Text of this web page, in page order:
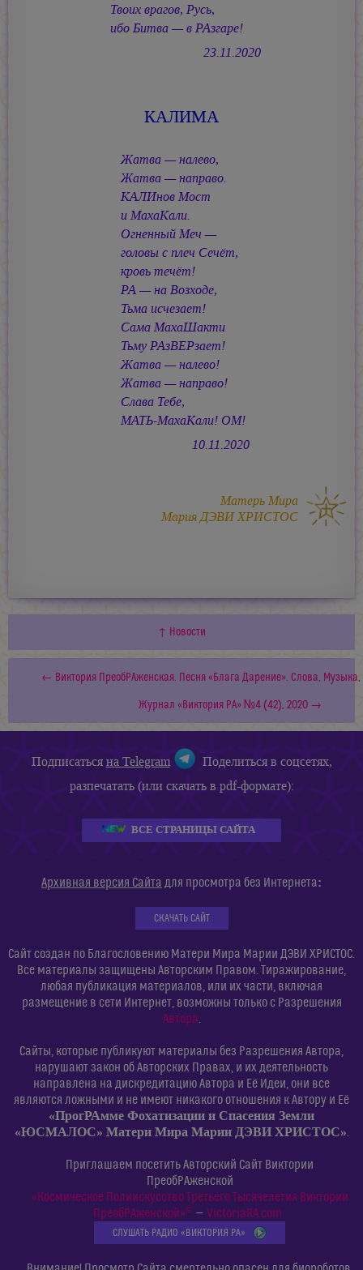
Твоих врагов, Русь,
ибо Битва — в РАзгаре!
23.11.2020
КАЛИМА
Жатва — налево,
Жатва — направо.
КАЛИнов Мост
и МахаКали.
Огненный Меч —
головы с плеч Сечёт,
кровь течёт!
РА — на Возходе,
Тьма исчезает!
Сама МахаШакти
Тьму РАзВЕРзает!
Жатва — налево!
Жатва — направо!
Слава Тебе,
МАТЬ-МахаКали! ОМ!
10.11.2020
Матерь Мира
Мария ДЭВИ ХРИСТОС
↑ Новости
← Виктория ПреобРАженская. Песня «Блага Дарение». Слова,
Журнал «Виктория РА» №4 (42), 2020 →
Подписатьсяна Telegram
Поделиться в соцсетях,
разпечатать (или скачать в pdf-формате):
ВСЕ СТРАНИЦЫ САЙТА
Архивная версия Сайта для просмотра без Интернета:
СКАЧАТЬ САЙТ
Сайт создан по Благословению Матери Мира Марии ДЭВИ ХРИСТОС.
Все материалы защищены Авторским Правом. Тиражирование,
любая публикация материалов, или их части, включая
размещение в сети Интернет, возможны только с Разрешения
Автора.
Сайты, которые публикуют материалы без Разрешения Автора,
нарушают закон об Авторских Правах, и их деятельность
направлена на дискредитацию Автора и Её Идеи, они все
являются ложными и не имеют никакого отношения к Автору и Её
«ПрогРАмме Фохатизации и Спасения Земли
«ЮСМАЛОС» Матери Мира Марии ДЭВИ ХРИСТОС».
Приглашаем посетить Авторский Сайт Виктории
ПреобРАженской
«Космическое Полиискусство Третьего Тысячелетия Виктории
ПреобРАженской»©— VictoriaRA.com
СЛУШАТЬ РАДИО «ВИКТОРИЯ РА»